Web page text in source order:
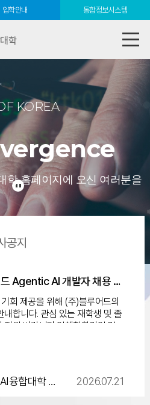
입학안내 통합정보시스템
학
KOREA
학 홈페이지에 오신 여러분을
[채용 공고] (주)블루어드 Agentic AI 개발자 채용 안내 (~ 채용시 마감)
회 제공을 위해 (주)블루어드의
내합니다. 관심 있는 재학생 및 졸
지원 바랍니다.업체현황기업 명
페이지https:
2026학년도 2학기 AI융합대학 학과(부)별 전공 교과 수강신청 안내
2026.07.21
공지